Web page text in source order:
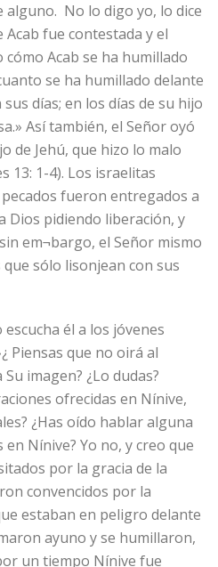
alguno. No lo digo yo, lo dice
Acab fue contestada y el
Acab se ha humillado
se ha humillado delante
días; en los días de su hijo
Así también, el Señor oyó
de Jehú, que hizo lo malo
13: 1-4). Los israelitas
fueron entregados a
Dios pidiendo liberación, y
em¬bargo, el Señor mismo
sólo lisonjean con sus
escucha él a los jóvenes
Piensas que no oirá al
imagen? ¿Lo dudas?
ofrecidas en Nínive,
¿Has oído hablar alguna
Nínive? Yo no, y creo que
por la gracia de la
convencidos por la
estaban en peligro delante
ayuno y se humillaron,
un tiempo Nínive fue